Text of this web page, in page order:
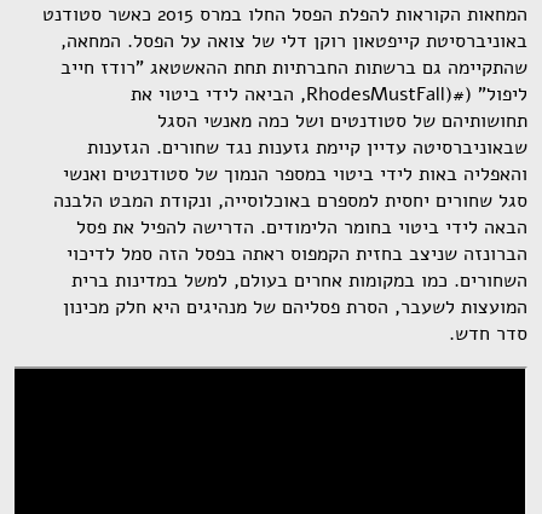
המחאות הקוראות להפלת הפסל החלו במרס 2015 כאשר סטודנט
באוניברסיטת קייפטאון רוקן דלי של צואה על הפסל. המחאה,
שהתקיימה גם ברשתות החברתיות תחת ההאשטאג "רודז חייב
ליפול" (#(RhodesMustFall, הביאה לידי ביטוי את
תחושותיהם של סטודנטים ושל כמה מאנשי הסגל
שבאוניברסיטה עדיין קיימת גזענות נגד שחורים. הגזענות
והאפליה באות לידי ביטוי במספר הנמוך של סטודנטים ואנשי
סגל שחורים יחסית למספרם באוכלוסייה, ונקודת המבט הלבנה
הבאה לידי ביטוי בחומר הלימודים. הדרישה להפיל את פסל
הברונזה שניצב בחזית הקמפוס ראתה בפסל הזה סמל לדיכוי
השחורים. כמו במקומות אחרים בעולם, למשל במדינות ברית
המועצות לשעבר, הסרת פסליהם של מנהיגים היא חלק מכינון
סדר חדש.